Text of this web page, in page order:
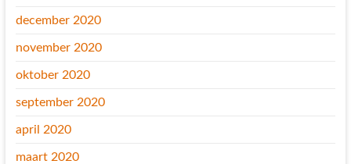
december 2020
november 2020
oktober 2020
september 2020
april 2020
maart 2020